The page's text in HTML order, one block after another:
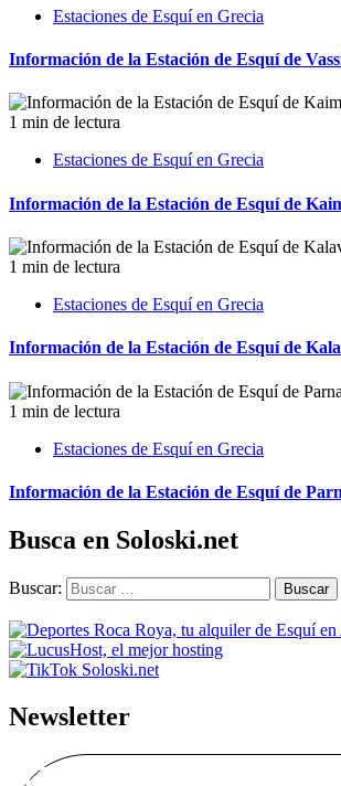
Estaciones de Esquí en Grecia
Información de la Estación de Esquí de
1 min de lectura
Estaciones de Esquí en Grecia
Información de la Estación de Esquí de
1 min de lectura
Estaciones de Esquí en Grecia
Información de la Estación de Esquí de
1 min de lectura
Estaciones de Esquí en Grecia
Información de la Estación de Esquí de
Busca en Soloski.net
Buscar:
Newsletter